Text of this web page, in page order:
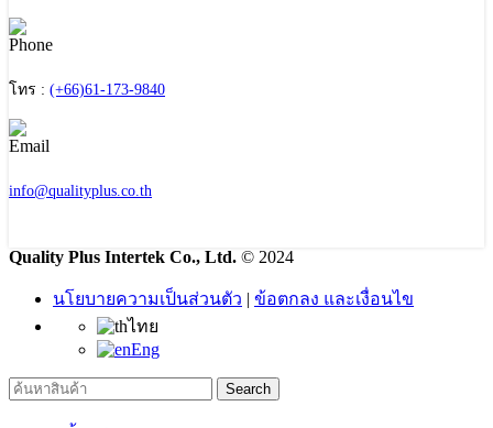
โทร : (+66)61-173-9840
info@qualityplus.co.th
Quality Plus Intertek Co., Ltd. © 2024
นโยบายความเป็นส่วนตัว | ข้อตกลง และเงื่อนไข
ไทย
Eng
Search